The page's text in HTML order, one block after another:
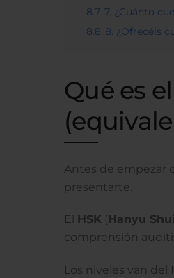
8.7 7. ¿Cuánto
8.8 8. ¿Ofrecéis
Qué es
Antes de empezar
presentarte.
El HSK (Hanyu
comprensión
Los niveles van del